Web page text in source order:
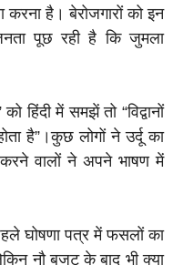
करना है। बेरोजगारों को इन
पूछ रही है कि जुमला
हिंदी में समझें तो “विद्वानों
है”।कुछ लोगों ने उर्दू का
करने वालों ने अपने भाषण में
घोषणा पत्र में फसलों का
नौ बजट के बाद भी क्या